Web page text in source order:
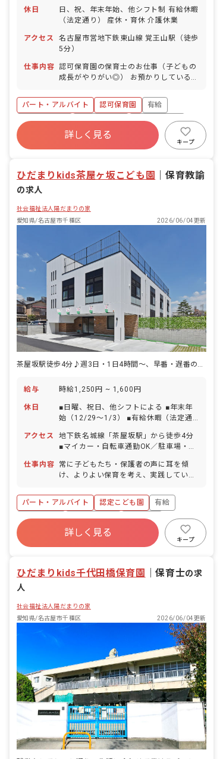
休日
日、祝、年末年始、他シフト制 有給休暇
（法定通り） 産休・育休 介護休業
アクセス
名古屋市営地下鉄東山線 覚王山駅（徒歩
5分）
仕事内容 認可保育園の保育士のお仕事（子どもの
成長がやりがい◎） お預かりしている子
・食事・睡眠・排泄・清潔・衣類の着脱
等 ・集団生活を通じた社会性の装着 ・
行事の計画・実行、お知らせの作成
パート・アルバイト 認可保育園
有給
福利厚生充実
昇給昇進あり
産休育休制度
研修充実
詳しく見る
キープ
ひだまりkids茶屋ヶ坂こども園 保育教諭
の求人
社会福祉法人陽だまりの家
愛知県/名古屋市千種区
2026/06/04更新
茶屋坂駅徒歩4分♪週3日・1日4時間〜、早番・遅番のみの相談もOK！
給与 時給1,250円 ~ 1,600円
休日
■日曜、祝日、他シフトによる ■年末年
始（12/29～1/3） ■有給休暇（法定通
アクセス
地下鉄名城線「茶屋坂駅」から徒歩4分
■マイカー・自転車通勤OK／駐車場・駐
仕事内容
常に子どもたち・保護者の声に耳を傾
け、よりよい保育を考え、実践していく
補助業務全般 ・おもちゃ・部屋の消毒等
パート・アルバイト 認定こども園
有給
残業少なめ
社会福祉法人
車通勤可
新卒も歓迎
駅近5分以内
詳しく見る
キープ
ひだまりkids千代田橋保育園 ｜保育士の求
人
社会福祉法人陽だまりの家
愛知県/名古屋市千種区
2026/06/04更新